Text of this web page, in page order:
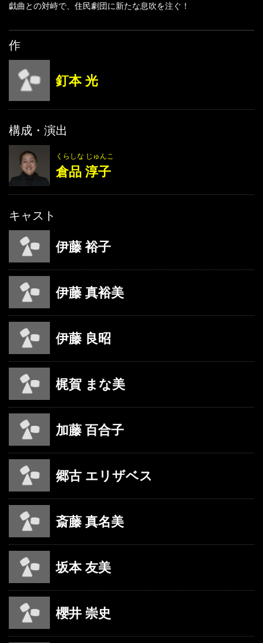
戯曲との対峙で、住民劇団に新たな息吹を注ぐ！
作
釘本 光
構成・演出
くらしな じゅんこ
倉品 淳子
キャスト
伊藤 裕子
伊藤 真裕美
伊藤 良昭
梶賀 まな美
加藤 百合子
郷古 エリザベス
斎藤 真名美
坂本 友美
櫻井 崇史